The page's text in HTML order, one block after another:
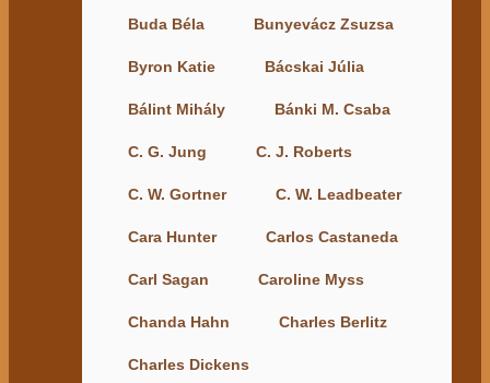
Buda Béla Bunyevácz Zsuzsa
Byron Katie Bácskai Júlia
Bálint Mihály Bánki M. Csaba
C. G. Jung C. J. Roberts
C. W. Gortner C. W. Leadbeater
Cara Hunter Carlos Castaneda
Carl Sagan Caroline Myss
Chanda Hahn Charles Berlitz
Charles Dickens